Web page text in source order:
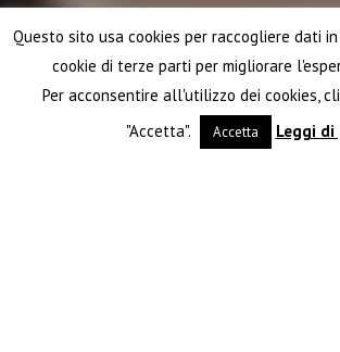
Questo sito usa cookies per raccogliere dati
cookie di terze parti per migliorare
Per acconsentire all'utilizzo dei cookies,
"Accetta".
Accetta Leggi di